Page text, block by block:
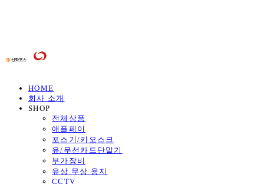
HOME
회사 소개
SHOP
전체상품
애플페이
포스기/키오스크
유/무선카드단말기
부가장비
유상 무상 용지
CCTV